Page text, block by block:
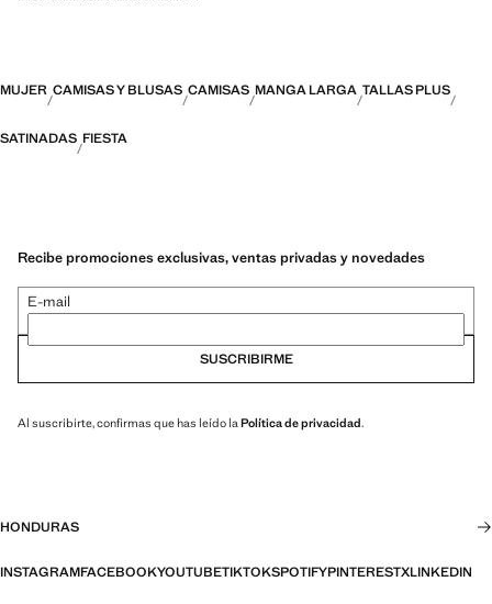
MUJER CAMISAS Y BLUSAS CAMISAS MANGA LARGA TALLAS PLUS
SATINADAS FIESTA
Recibe promociones exclusivas, ventas privadas y novedades
E-mail
SUSCRIBIRME
Al suscribirte, confirmas que has leído la Política de privacidad.
HONDURAS
INSTAGRAMFACEBOOKYOUTUBETIKTOKSPOTIFYPINTERESTXLINKEDIN